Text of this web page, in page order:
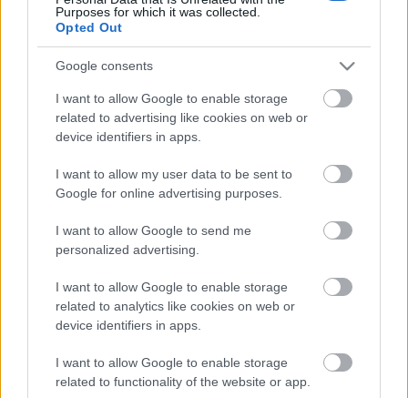
Purposes for which it was collected.
Opted Out
Google consents
I want to allow Google to enable storage
related to advertising like cookies on web or
device identifiers in apps.
I want to allow my user data to be sent to
Google for online advertising purposes.
I want to allow Google to send me
personalized advertising.
I want to allow Google to enable storage
related to analytics like cookies on web or
device identifiers in apps.
I want to allow Google to enable storage
related to functionality of the website or app.
2011. július 29.
A hirtelen jött eső gyors megoldásokat szül
Frekventált Nagymező utca
A Nagymező utca meglehetősen frekventált útvonal
jobbról balról.....és balról jobbról is. (köszi Peti :)